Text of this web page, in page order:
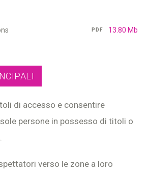
PDF 13.80 Mb
di accesso e consentire
persone in possesso di titoli o
verso le zone a loro